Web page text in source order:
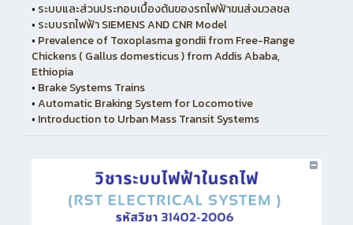
• ระบบและส่วนประกอบเบื้องต้นของรถไฟฟ้าขนส่งมวลชล
• ระบบรถไฟฟ้า SIEMENS AND CNR Model
• Prevalence of Toxoplasma gondii from Free-Range
Chickens ( Gallus domesticus ) from Addis Ababa,
Ethiopia
• Brake Systems Trains
•Automatic Braking System for Locomotive
• Introduction to Urban Mass Transit Systems